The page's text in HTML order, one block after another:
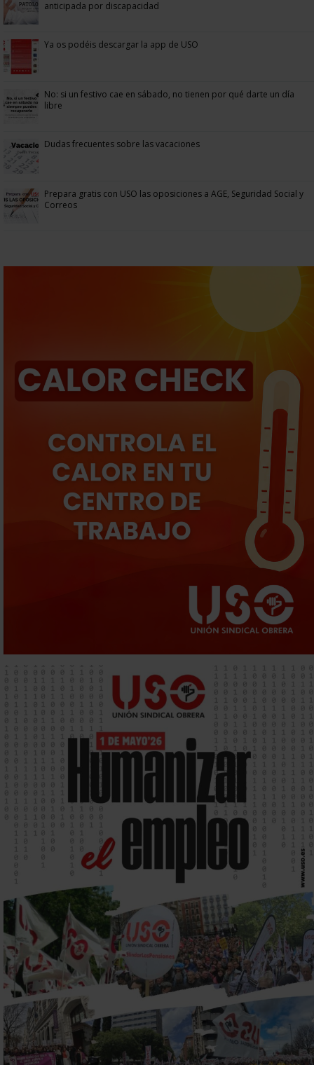
anticipada por discapacidad
Ya os podéis descargar la app de USO
No: si un festivo cae en sábado, no tienen por qué darte un día
libre
Dudas frecuentes sobre las vacaciones
Prepara gratis con USO las oposiciones a AGE, Seguridad Social y
Correos